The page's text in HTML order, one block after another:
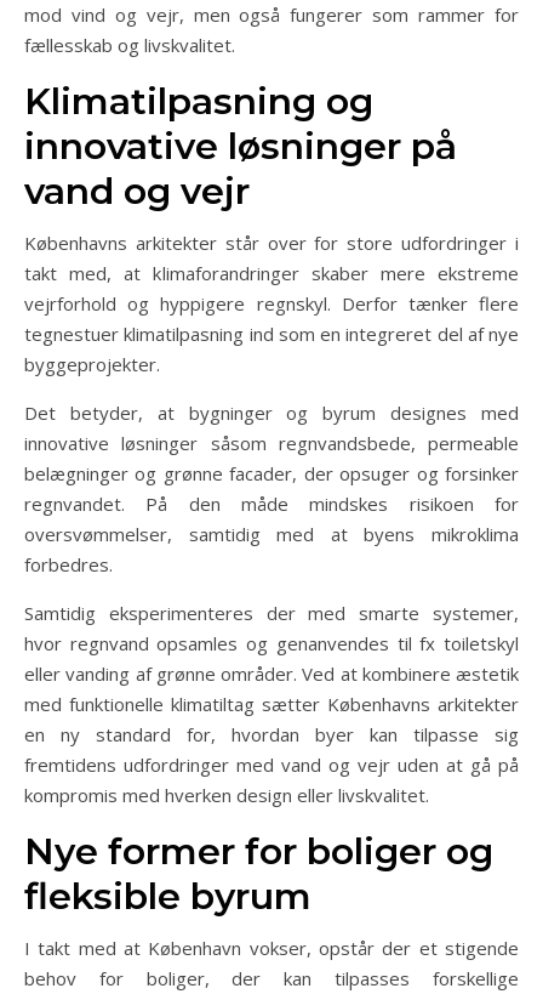
mod vind og vejr, men også fungerer som rammer for
fællesskab og livskvalitet.
Klimatilpasning og
innovative løsninger på
vand og vejr
Københavns arkitekter står over for store udfordringer i
takt med, at klimaforandringer skaber mere ekstreme
vejrforhold og hyppigere regnskyl. Derfor tænker flere
tegnestuer klimatilpasning ind som en integreret del af nye
byggeprojekter.
Det betyder, at bygninger og byrum designes med
innovative løsninger såsom regnvandsbede, permeable
belægninger og grønne facader, der opsuger og forsinker
regnvandet. På den måde mindskes risikoen for
oversvømmelser, samtidig med at byens mikroklima
forbedres.
Samtidig eksperimenteres der med smarte systemer,
hvor regnvand opsamles og genanvendes til fx toiletskyl
eller vanding af grønne områder. Ved at kombinere æstetik
med funktionelle klimatiltag sætter Københavns arkitekter
en ny standard for, hvordan byer kan tilpasse sig
fremtidens udfordringer med vand og vejr uden at gå på
kompromis med hverken design eller livskvalitet.
Nye former for boliger og
fleksible byrum
I takt med at København vokser, opstår der et stigende
behov for boliger, der kan tilpasses forskellige